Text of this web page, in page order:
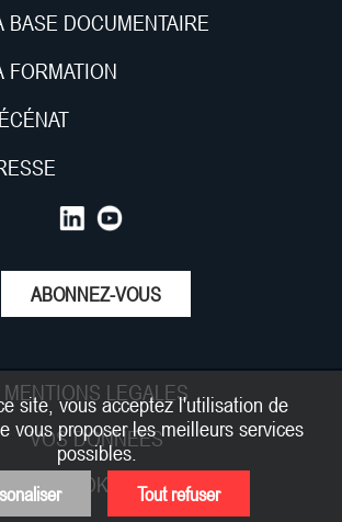
BASE DOCUMENTAIRE
FORMATION
ABONNEZ-VOUS
MENTIONS LEGALES
VOS DONNEES
COOKIES
site, vous acceptez l'utilisation de
vous proposer les meilleurs services
possibles.
Tout refuser